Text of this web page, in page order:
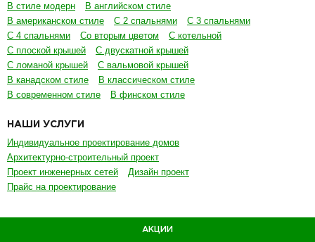
В стиле модерн
В английском стиле
В американском стиле
С 2 спальнями
С 3 спальнями
С 4 спальнями
Со вторым цветом
С котельной
С плоской крышей
С двускатной крышей
С ломаной крышей
С вальмовой крышей
В канадском стиле
В классическом стиле
В современном стиле
В финском стиле
НАШИ УСЛУГИ
Индивидуальное проектирование домов
Архитектурно-строительный проект
Проект инженерных сетей
Дизайн проект
Прайс на проектирование
АКЦИИ